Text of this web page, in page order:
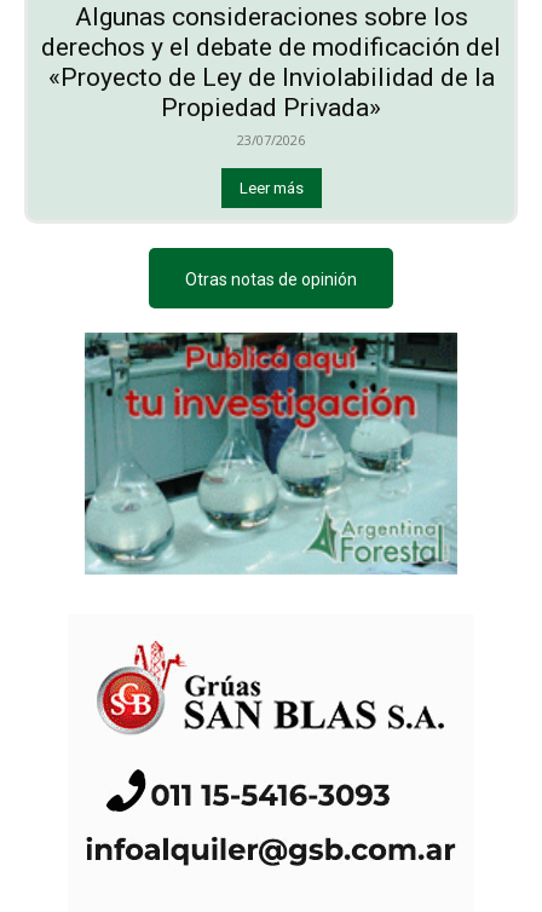
Algunas consideraciones sobre los
derechos y el debate de modificación del
«Proyecto de Ley de Inviolabilidad de la
Propiedad Privada»
23/07/2026
Leer más
Otras notas de opinión